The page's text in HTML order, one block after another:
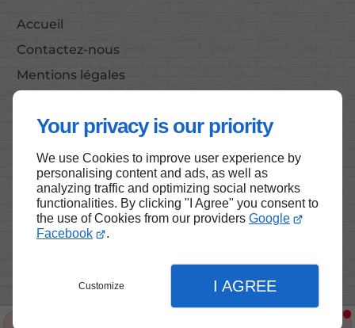
Your privacy is our priority
We use Cookies to improve user experience by
personalising content and ads, as well as
analyzing traffic and optimizing social networks
functionalities. By clicking "I Agree" you consent to
the use of Cookies from our providers Google
Facebook
.
Customize I AGREE
Accueil
Contactez-nous
Mentions légales
Haut de page